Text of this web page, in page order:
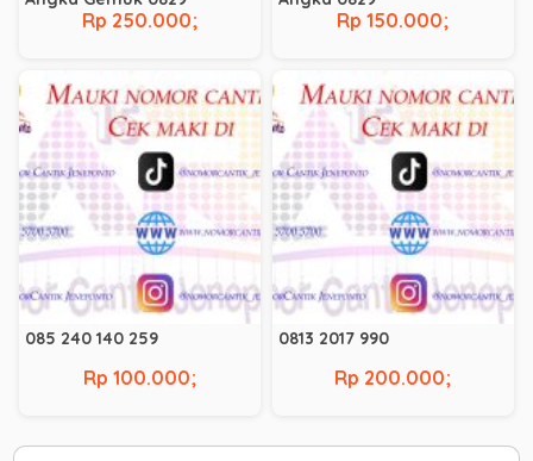
Rp 250.000; Rp 150.000;
085 240 140 259
Rp 100.000;
0813 2017 990
Rp 200.000;